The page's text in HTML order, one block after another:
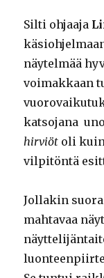
Silti ohjaaja
näytelmää
voimakkaan
katsojana
hirviöt oli
vilpitöntä
Jollakin
mahtavaa